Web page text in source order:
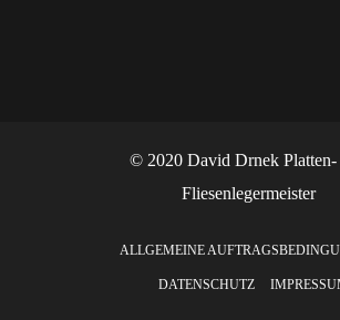
© 2020 David Drnek Platten-
Fliesenlegermeister
ALLGEMEINE
DATENSCHUTZ